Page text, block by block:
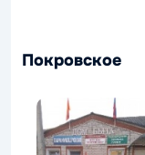
Покровское